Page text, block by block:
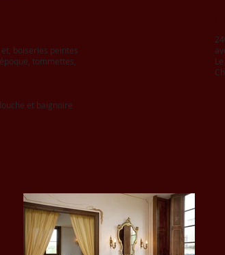
boiseries peintes
tommettes,
et baignoire